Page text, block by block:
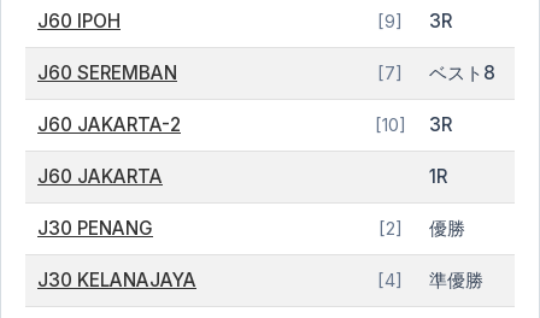
J60 IPOH [9] 3R
J60 SEREMBAN [7] ベスト8
J60 JAKARTA-2 [10] 3R
J60 JAKARTA 1R
J30 PENANG [2] 優勝
J30 KELANAJAYA [4] 準優勝